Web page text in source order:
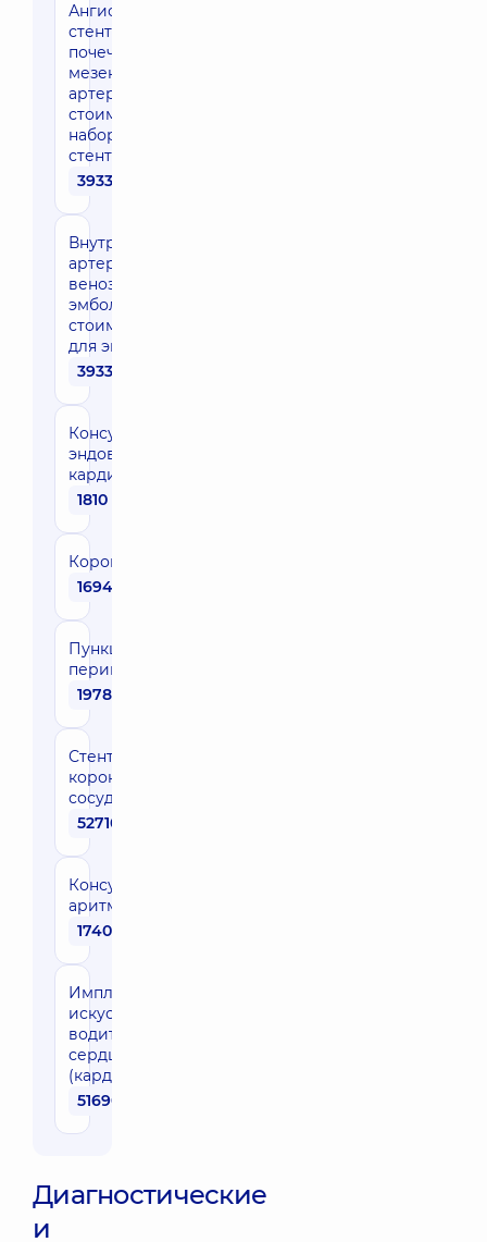
Ангиопластика и
стентирование
почечных и
мезентериальных
артерий (без
стоимости
набора для
стентирования)
39330 грн
Внутрисосудистая
артериальная и
венозная
эмболизация (без
стоимости набора
для эмболизации)
39330 грн
Консультация
эндоваскулярного
кардиохирурга
1810 грн
Коронарография
16940 грн
Пункция
перикарда
19780 грн
Стентирование
коронарных
сосудов
52710 грн
Консультация
аритмолога
1740 грн
Имплантация
искусственного
водителя ритма
сердца
(кардиостимулятора)
51690 грн
Диагностические
и